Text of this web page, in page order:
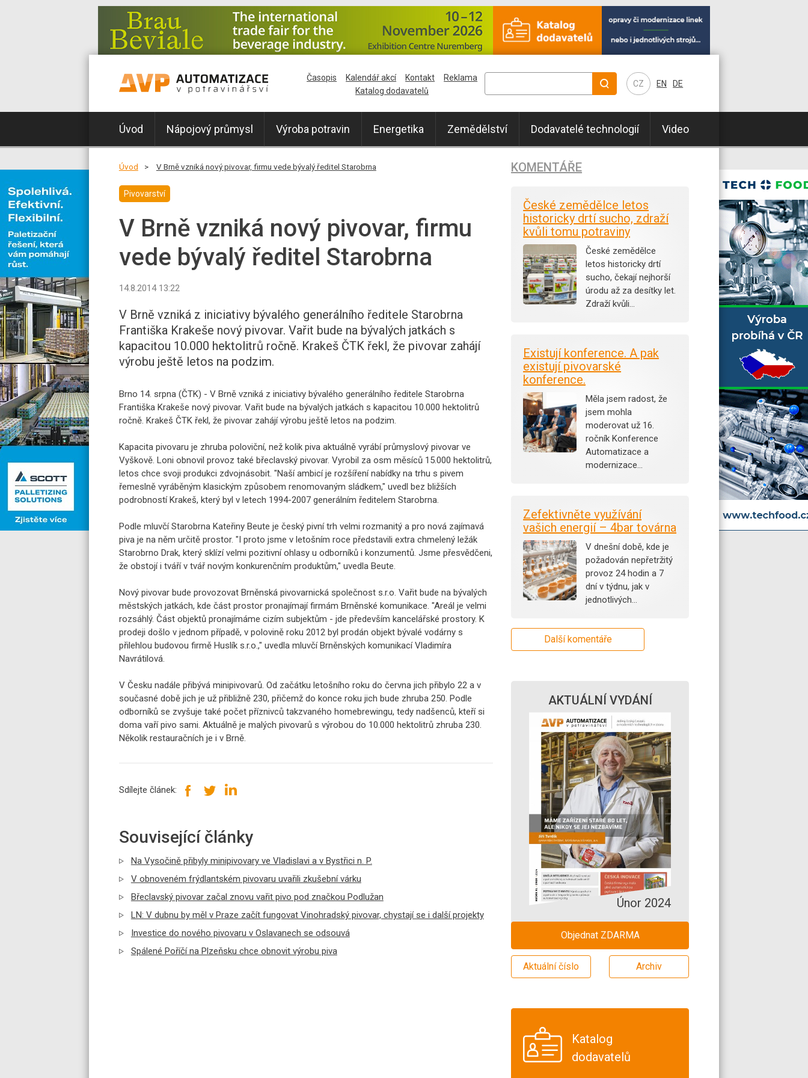
CZ EN DE
Úvod Nápojový průmysl Výroba potravin Energetika Zemědělství Dodavatelé technologií Video
Časopis Kalendář akcí Kontakt
Reklama
Katalog dodavatelů
Úvod V Brně vzniká nový pivovar, firmu vede bývalý ředitel Starobrna
Pivovarství
V Brně vzniká nový pivovar, firmu
vede bývalý ředitel Starobrna
14.8.2014 13:22
V Brně vzniká z iniciativy bývalého generálního ředitele Starobrna
Františka Krakeše nový pivovar. Vařit bude na bývalých jatkách s
kapacitou 10.000 hektolitrů ročně. Krakeš ČTK řekl, že pivovar zahájí
výrobu ještě letos na podzim.
Brno 14. srpna (ČTK) - V Brně vzniká z iniciativy bývalého generálního ředitele Starobrna
Františka Krakeše nový pivovar. Vařit bude na bývalých jatkách s kapacitou 10.000 hektolitrů
ročně. Krakeš ČTK řekl, že pivovar zahájí výrobu ještě letos na podzim.
Kapacita pivovaru je zhruba poloviční, než kolik piva aktuálně vyrábí průmyslový pivovar ve
Vyškově. Loni obnovil provoz také břeclavský pivovar. Vyrobil za osm měsíců 15.000 hektolitrů,
letos chce svoji produkci zdvojnásobit. "Naší ambicí je rozšíření nabídky na trhu s pivem
řemeslně vyráběným klasickým způsobem renomovaným sládkem," uvedl bez bližších
podrobností Krakeš, který byl v letech 1994-2007 generálním ředitelem Starobrna.
Podle mluvčí Starobrna Kateřiny Beute je český pivní trh velmi rozmanitý a pro nová zajímavá
piva je na něm určitě prostor. "I proto jsme v letošním roce představili extra chmelený ležák
Starobrno Drak, který sklízí velmi pozitivní ohlasy u odborníků i konzumentů. Jsme přesvědčeni,
že obstojí i tváří v tvář novým konkurenčním produktům," uvedla Beute.
Nový pivovar bude provozovat Brněnská pivovarnická společnost s.r.o. Vařit bude na bývalých
městských jatkách, kde část prostor pronajímají firmám Brněnské komunikace. "Areál je velmi
rozsáhlý. Část objektů pronajímáme cizím subjektům - jde především kancelářské prostory. K
prodeji došlo v jednom případě, v polovině roku 2012 byl prodán objekt bývalé vodárny s
přilehlou budovou firmě Huslík s.r.o.," uvedla mluvčí Brněnských komunikací Vladimíra
Navrátilová.
V Česku nadále přibývá minipivovarů. Od začátku letošního roku do června jich přibylo 22 a v
současné době jich je už přibližně 230, přičemž do konce roku jich bude zhruba 250. Podle
odborníků se zvyšuje také počet příznivců takzvaného homebrewingu, tedy nadšenců, kteří si
doma vaří pivo sami. Aktuálně je malých pivovarů s výrobou do 10.000 hektolitrů zhruba 230.
Několik restauračních je i v Brně.
Sdílejte článek:
Související články
Na Vysočině přibyly minipivovary ve Vladislavi a v Bystřici n. P.
V obnoveném frýdlantském pivovaru uvařili zkušební várku
Břeclavský pivovar začal znovu vařit pivo pod značkou Podlužan
LN: V dubnu by měl v Praze začít fungovat Vinohradský pivovar, chystají se i další projekty
Investice do nového pivovaru v Oslavanech se odsouvá
Spálené Poříčí na Plzeňsku chce obnovit výrobu piva
KOMENTÁŘE
České zemědělce letos
historicky drtí sucho, zdraží
kvůli tomu potraviny
České zemědělce
letos historicky drtí
sucho, čekají nejhorší
úrodu až za desítky let.
Zdraží kvůli…
Existují konference. A pak
existují pivovarské
konference.
Měla jsem radost, že
jsem mohla
moderovat už 16.
ročník Konference
Automatizace a
modernizace…
Zefektivněte využívání
vašich energií – 4bar továrna
V dnešní době, kde je
požadován nepřetržitý
provoz 24 hodin a 7
dní v týdnu, jak v
jednotlivých…
Další komentáře
AKTUÁLNÍ VYDÁNÍ
Únor 2024
Objednat ZDARMA
Aktuální číslo Archiv
Katalog
dodavatelů